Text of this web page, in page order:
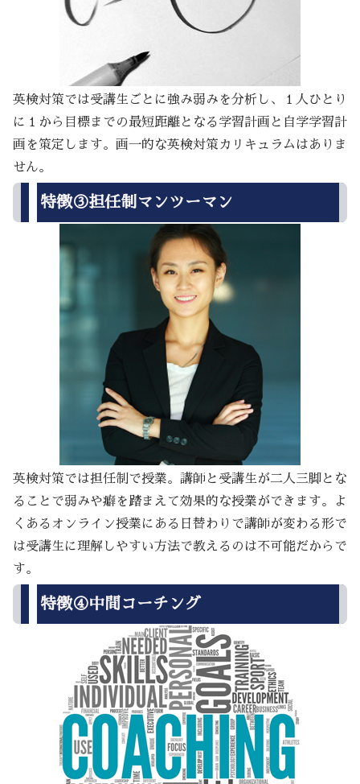
英検対策では受講生ごとに強み弱みを分析し、１人ひとり
に１から目標までの最短距離となる学習計画と自学学習計
画を策定します。画一的な英検対策カリキュラムはありま
せん。
特徴③担任制マンツーマン
英検対策では担任制で授業。講師と受講生が二人三脚とな
ることで弱みや癖を踏まえて効果的な授業ができます。よ
くあるオンライン授業にある日替わりで講師が変わる形で
は受講生に理解しやすい方法で教えるのは不可能だからで
す。
特徴④中間コーチング